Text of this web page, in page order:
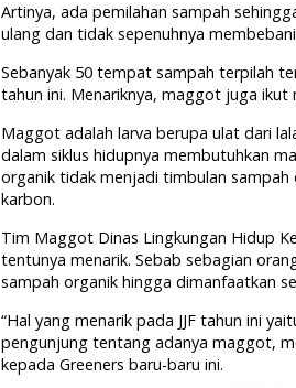
Artinya, ada pemilahan sampah
ulang dan tidak sepenuhnya
Sebanyak 50 tempat sampah terpilah
tahun ini. Menariknya, maggot juga ikut
Maggot adalah larva berupa ulat dari
dalam siklus hidupnya membutuhkan
organik tidak menjadi timbulan
karbon.
Tim Maggot Dinas Lingkungan Hidup
tentunya menarik. Sebab sebagian
sampah organik hingga dimanfaatkan
“Hal yang menarik pada JJF tahun ini
pengunjung tentang adanya maggot,
kepada Greeners baru-baru ini.